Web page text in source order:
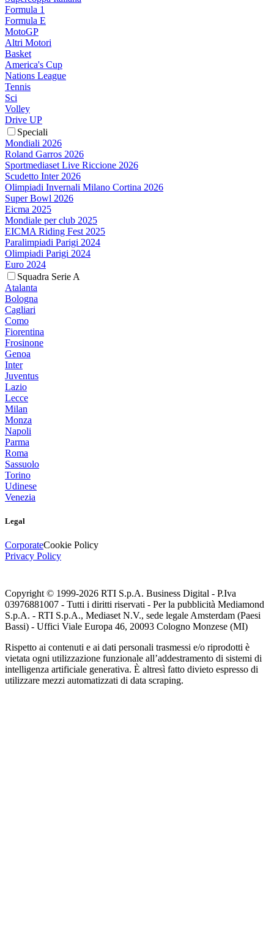
Formula 1
Formula E
MotoGP
Altri Motori
Basket
America's Cup
Nations League
Tennis
Sci
Volley
Drive UP
Speciali
Mondiali 2026
Roland Garros 2026
Sportmediaset Live Riccione 2026
Scudetto Inter 2026
Olimpiadi Invernali Milano Cortina 2026
Super Bowl 2026
Eicma 2025
Mondiale per club 2025
EICMA Riding Fest 2025
Paralimpiadi Parigi 2024
Olimpiadi Parigi 2024
Euro 2024
Squadra Serie A
Atalanta
Bologna
Cagliari
Como
Fiorentina
Frosinone
Genoa
Inter
Juventus
Lazio
Lecce
Milan
Monza
Napoli
Parma
Roma
Sassuolo
Torino
Udinese
Venezia
Legal
CorporateCookie Policy
Privacy Policy
Copyright © 1999-2026 RTI S.p.A. Business Digital - P.Iva
03976881007 - Tutti i diritti riservati - Per la pubblicità Mediamond
S.p.A. - RTI S.p.A., Mediaset N.V., sede legale Amsterdam (Paesi
Bassi) - Uffici Viale Europa 46, 20093 Cologno Monzese (MI)
Rispetto ai contenuti e ai dati personali trasmessi e/o riprodotti è
vietata ogni utilizzazione funzionale all’addestramento di sistemi di
intelligenza artificiale generativa. È altresì fatto divieto espresso di
utilizzare mezzi automatizzati di data scraping.